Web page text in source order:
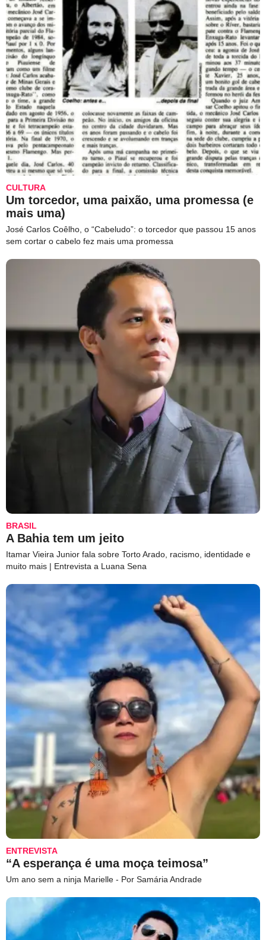
CULTURA
Um torcedor, uma paixão, uma promessa (e
mais uma)
José Carlos Coêlho, o “Cabeludo”: o torcedor que passou 15 anos
sem cortar o cabelo fez mais uma promessa
BRASIL
A Bahia tem um jeito
Itamar Vieira Junior fala sobre Torto Arado, racismo, identidade e
muito mais | Entrevista a Luana Sena
ENTREVISTA
“A esperança é uma moça teimosa”
Um ano sem a ninja Marielle - Por Samária Andrade